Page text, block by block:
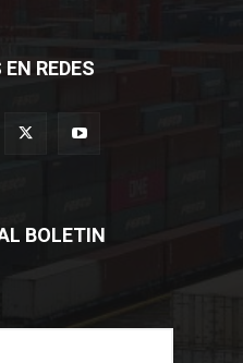
REDES
BOLETIN